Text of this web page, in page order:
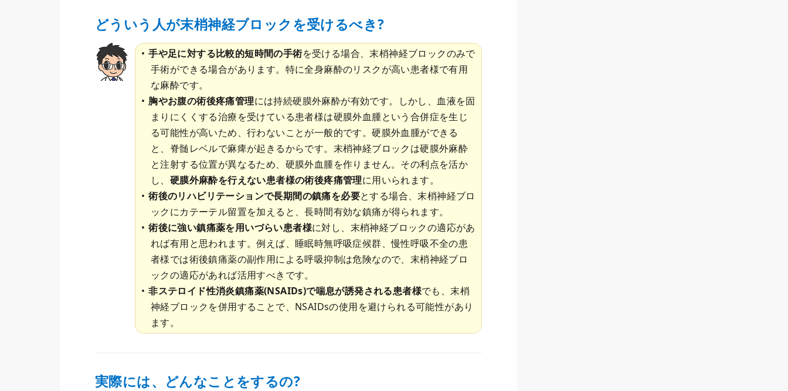
どういう人が末梢神経ブロックを受けるべき?
手や足に対する比較的短時間の手術を受ける場合、末梢神経ブロックのみで
手術ができる場合があります。特に全身麻酔のリスクが高い患者様で有用
な麻酔です。
胸やお腹の術後疼痛管理には持続硬膜外麻酔が有効です。しかし、血液を固
まりにくくする治療を受けている患者様は硬膜外血腫という合併症を生じ
る可能性が高いため、行わないことが一般的です。硬膜外血腫ができる
と、脊髄レベルで麻痺が起きるからです。末梢神経ブロックは硬膜外麻酔
と注射する位置が異なるため、硬膜外血腫を作りません。その利点を活か
し、 硬膜外麻酔を行えない患者様の術後疼痛管理に用いられます。
術後のリハビリテーションで長期間の鎮痛を必要とする場合、末梢神経ブロ
ックにカテーテル留置を加えると、長時間有効な鎮痛が得られます。
術後に強い鎮痛薬を用いづらい患者様に対し、末梢神経ブロックの適応があ
れば有用と思われます。例えば、睡眠時無呼吸症候群、慢性呼吸不全の患
者様では術後鎮痛薬の副作用による呼吸抑制は危険なので、末梢神経ブロ
ックの適応があれば活用すべきです。
非ステロイド性消炎鎮痛薬(NSAIDs)で喘息が誘発される患者様でも、末梢
神経ブロックを併用することで、NSAIDsの使用を避けられる可能性があり
ます。
実際には、どんなことをするの?